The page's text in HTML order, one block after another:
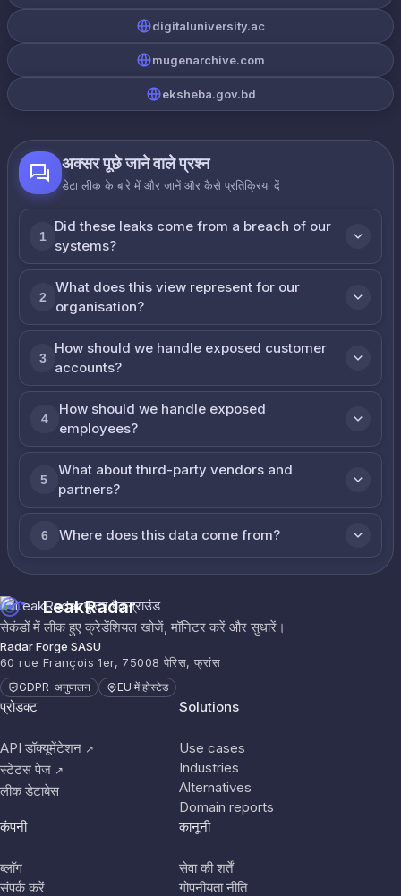
digitaluniversity.ac
mugenarchive.com
eksheba.gov.bd
अक्सर पूछे जाने वाले प्रश्न
डेटा लीक के बारे में और जानें और कैसे प्रतिक्रिया दें
1
Did these leaks come from a breach of our
systems?
2
What does this view represent for our
organisation?
3
How should we handle exposed customer
accounts?
4
How should we handle exposed
employees?
5
What about third-party vendors and
partners?
6 Where does this data come from?
LeakRadar
सेकंडों में लीक हुए क्रेडेंशियल खोजें, मॉनिटर करें और सुधारें।
Radar Forge SASU
60 rue François 1er, 75008 पेरिस, फ्रांस
GDPR-अनुपालन EU में होस्टेड
प्रोडक्ट
API डॉक्यूमेंटेशन ↗
स्टेटस पेज ↗
लीक डेटाबेस
Solutions
Use cases
Industries
Alternatives
Domain reports
कंपनी
ब्लॉग
संपर्क करें
कानूनी
सेवा की शर्तें
गोपनीयता नीति